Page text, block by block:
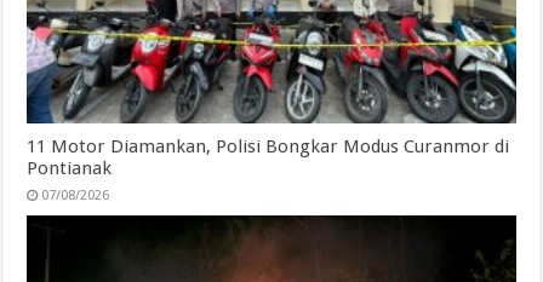
11 Motor Diamankan, Polisi Bongkar Modus Curanmor di
Pontianak
07/08/2026